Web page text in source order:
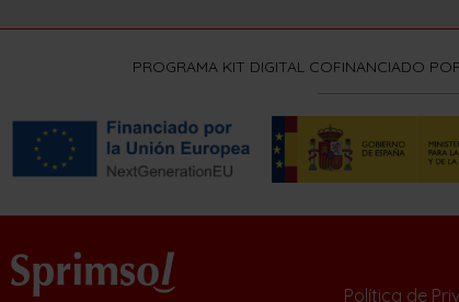
PROGRAMA KIT DIGITAL COFINANCIADO
Política de